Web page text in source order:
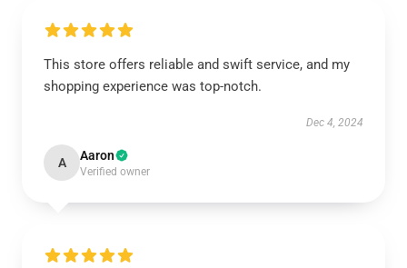
This store offers reliable and swift service, and my
shopping experience was top-notch.
Dec 4, 2024
A Aaron
Verified owner